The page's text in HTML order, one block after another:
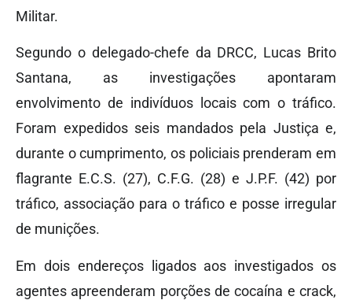
Militar.
Segundo o delegado-chefe da DRCC, Lucas Brito
Santana, as investigações apontaram
envolvimento de indivíduos locais com o tráfico.
Foram expedidos seis mandados pela Justiça e,
durante o cumprimento, os policiais prenderam em
flagrante E.C.S. (27), C.F.G. (28) e J.P.F. (42) por
tráfico, associação para o tráfico e posse irregular
de munições.
Em dois endereços ligados aos investigados os
agentes apreenderam porções de cocaína e crack,